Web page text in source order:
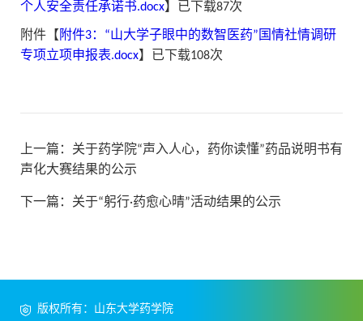
个人安全责任承诺书.docx】已下载87次
附件【 附件3：“山大学子眼中的数智医药”国情社情调研
专项立项申报表.docx】已下载108次
上一篇： 关于药学院“声入人心，药你读懂”药品说明书有
声化大赛结果的公示
下一篇： 关于“躬行·药愈心晴”活动结果的公示
版权所有：山东大学药学院